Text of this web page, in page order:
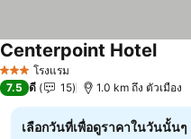
3 ดาว โรงแรม
Centerpoint Hotelดูราคา
7.5 ดี 15 1.0 km ถึง ตัวเมือง
เลือกวันที่เพื่อดูราคาในวันนั้นๆ